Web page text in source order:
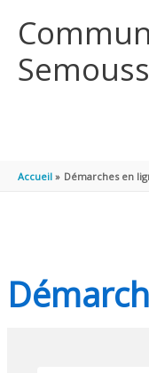
Accueil Démarches en